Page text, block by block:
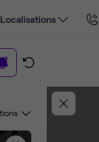
Localisations